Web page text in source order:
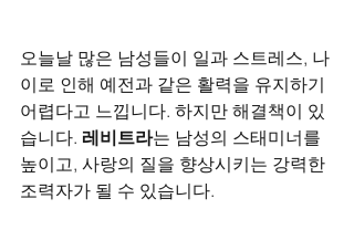
오늘날 많은 남성들이 일과 스트레스, 나
이로 인해 예전과 같은 활력을 유지하기
어렵다고 느낍니다. 하지만 해결책이 있
습니다. 레비트라는 남성의 스태미너를
높이고, 사랑의 질을 향상시키는 강력한
조력자가 될 수 있습니다.